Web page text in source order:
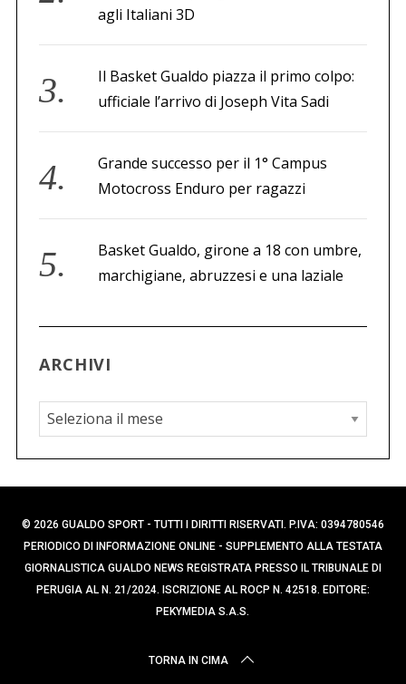
agli Italiani 3D
Il Basket Gualdo piazza il primo colpo:
ufficiale l’arrivo di Joseph Vita Sadi
Grande successo per il 1° Campus
Motocross Enduro per ragazzi
Basket Gualdo, girone a 18 con umbre,
marchigiane, abruzzesi e una laziale
ARCHIVI
A
r
c
h
i
v
i
© 2026 GUALDO SPORT - TUTTI I DIRITTI RISERVATI. P.IVA: 0394780546
PERIODICO DI INFORMAZIONE ONLINE - SUPPLEMENTO ALLA TESTATA
GIORNALISTICA GUALDO NEWS REGISTRATA PRESSO IL TRIBUNALE DI
PERUGIA AL N. 21/2024. ISCRIZIONE AL ROCP N. 42518. EDITORE:
PEKYMEDIA S.A.S.
TORNA IN CIMA